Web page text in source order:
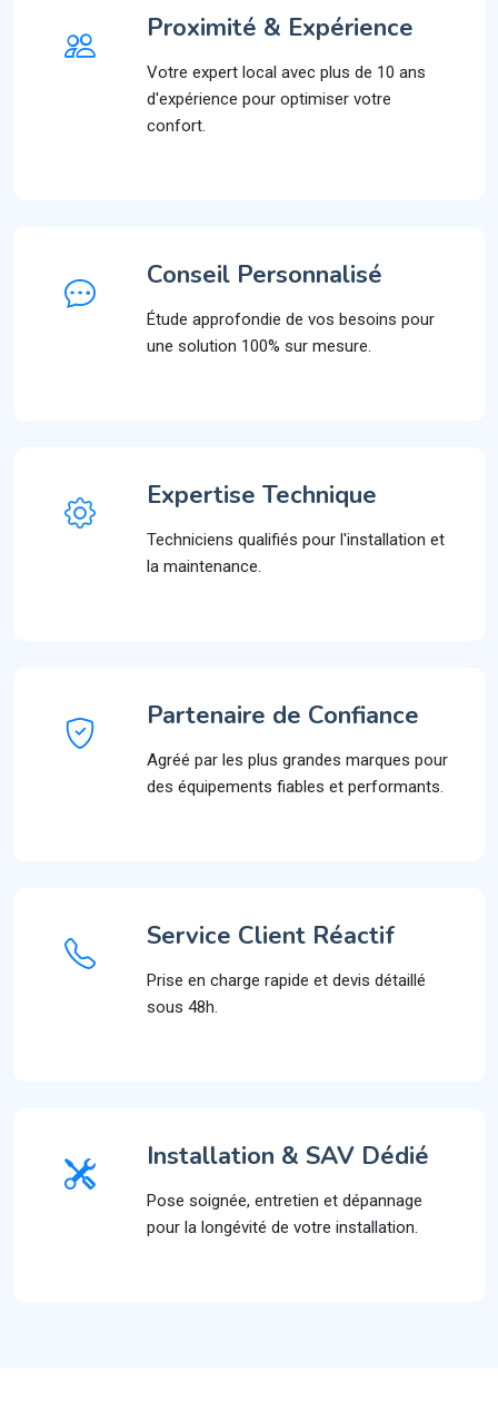
Proximité & Expérience
Votre expert local avec plus de 10 ans
d'expérience pour optimiser votre
confort.
Conseil Personnalisé
Étude approfondie de vos besoins pour
une solution 100% sur mesure.
Expertise Technique
Techniciens qualifiés pour l'installation et
la maintenance.
Partenaire de Confiance
Agréé par les plus grandes marques pour
des équipements fiables et performants.
Service Client Réactif
Prise en charge rapide et devis détaillé
sous 48h.
Installation & SAV Dédié
Pose soignée, entretien et dépannage
pour la longévité de votre installation.